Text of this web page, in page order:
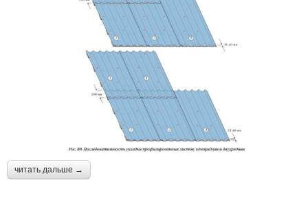
читать дальше →